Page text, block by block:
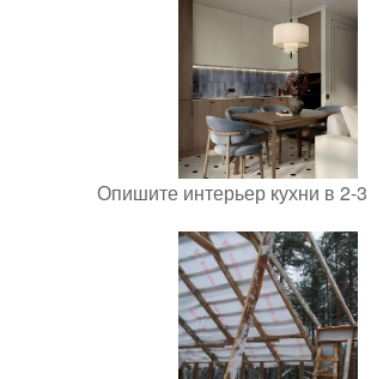
Опишите интерьер кухни в 2-3